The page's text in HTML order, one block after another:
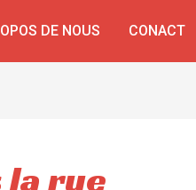
DE NOUS CONACT
la rue